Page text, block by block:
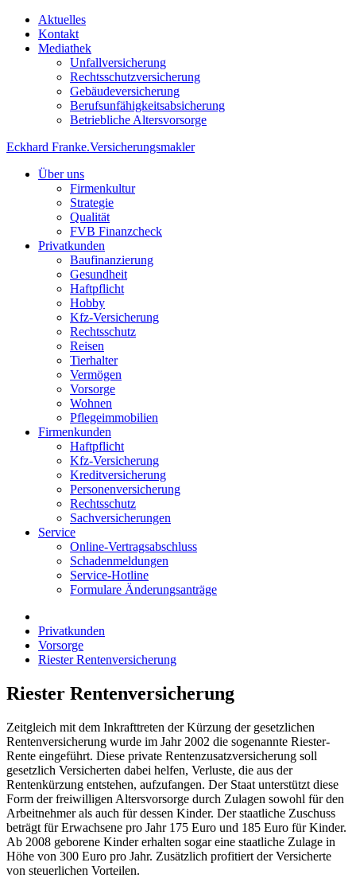
Aktuelles
Kontakt
Mediathek
Unfallversicherung
Rechtsschutzversicherung
Gebäudeversicherung
Berufsunfähigkeitsabsicherung
Betriebliche Altersvorsorge
Eckhard Franke.Versicherungsmakler
Über uns
Firmenkultur
Strategie
Qualität
FVB Finanzcheck
Privatkunden
Baufinanzierung
Gesundheit
Haftpflicht
Hobby
Kfz-Versicherung
Rechtsschutz
Reisen
Tierhalter
Vermögen
Vorsorge
Wohnen
Pflegeimmobilien
Firmenkunden
Haftpflicht
Kfz-Versicherung
Kreditversicherung
Personenversicherung
Rechtsschutz
Sachversicherungen
Service
Online-Vertragsabschluss
Schadenmeldungen
Service-Hotline
Formulare Änderungsanträge
Privatkunden
Vorsorge
Riester Rentenversicherung
Riester Rentenversicherung
Zeitgleich mit dem Inkrafttreten der Kürzung der gesetzlichen
Rentenversicherung wurde im Jahr 2002 die sogenannte Riester-
Rente eingeführt. Diese private Rentenzusatzversicherung soll
gesetzlich Versicherten dabei helfen, Verluste, die aus der
Rentenkürzung entstehen, aufzufangen. Der Staat unterstützt diese
Form der freiwilligen Altersvorsorge durch Zulagen sowohl für den
Arbeitnehmer als auch für dessen Kinder. Der staatliche Zuschuss
beträgt für Erwachsene pro Jahr 175 Euro und 185 Euro für Kinder.
Ab 2008 geborene Kinder erhalten sogar eine staatliche Zulage in
Höhe von 300 Euro pro Jahr. Zusätzlich profitiert der Versicherte
von steuerlichen Vorteilen.